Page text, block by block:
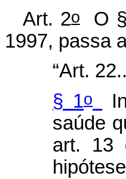
Art. 2oO
1997, passa
“Art.
§ 1o
saúde
art. 13